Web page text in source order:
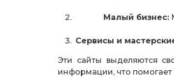
Малый бизнес:
Сервисы и
Эти сайты выделяются
информации, что помогает